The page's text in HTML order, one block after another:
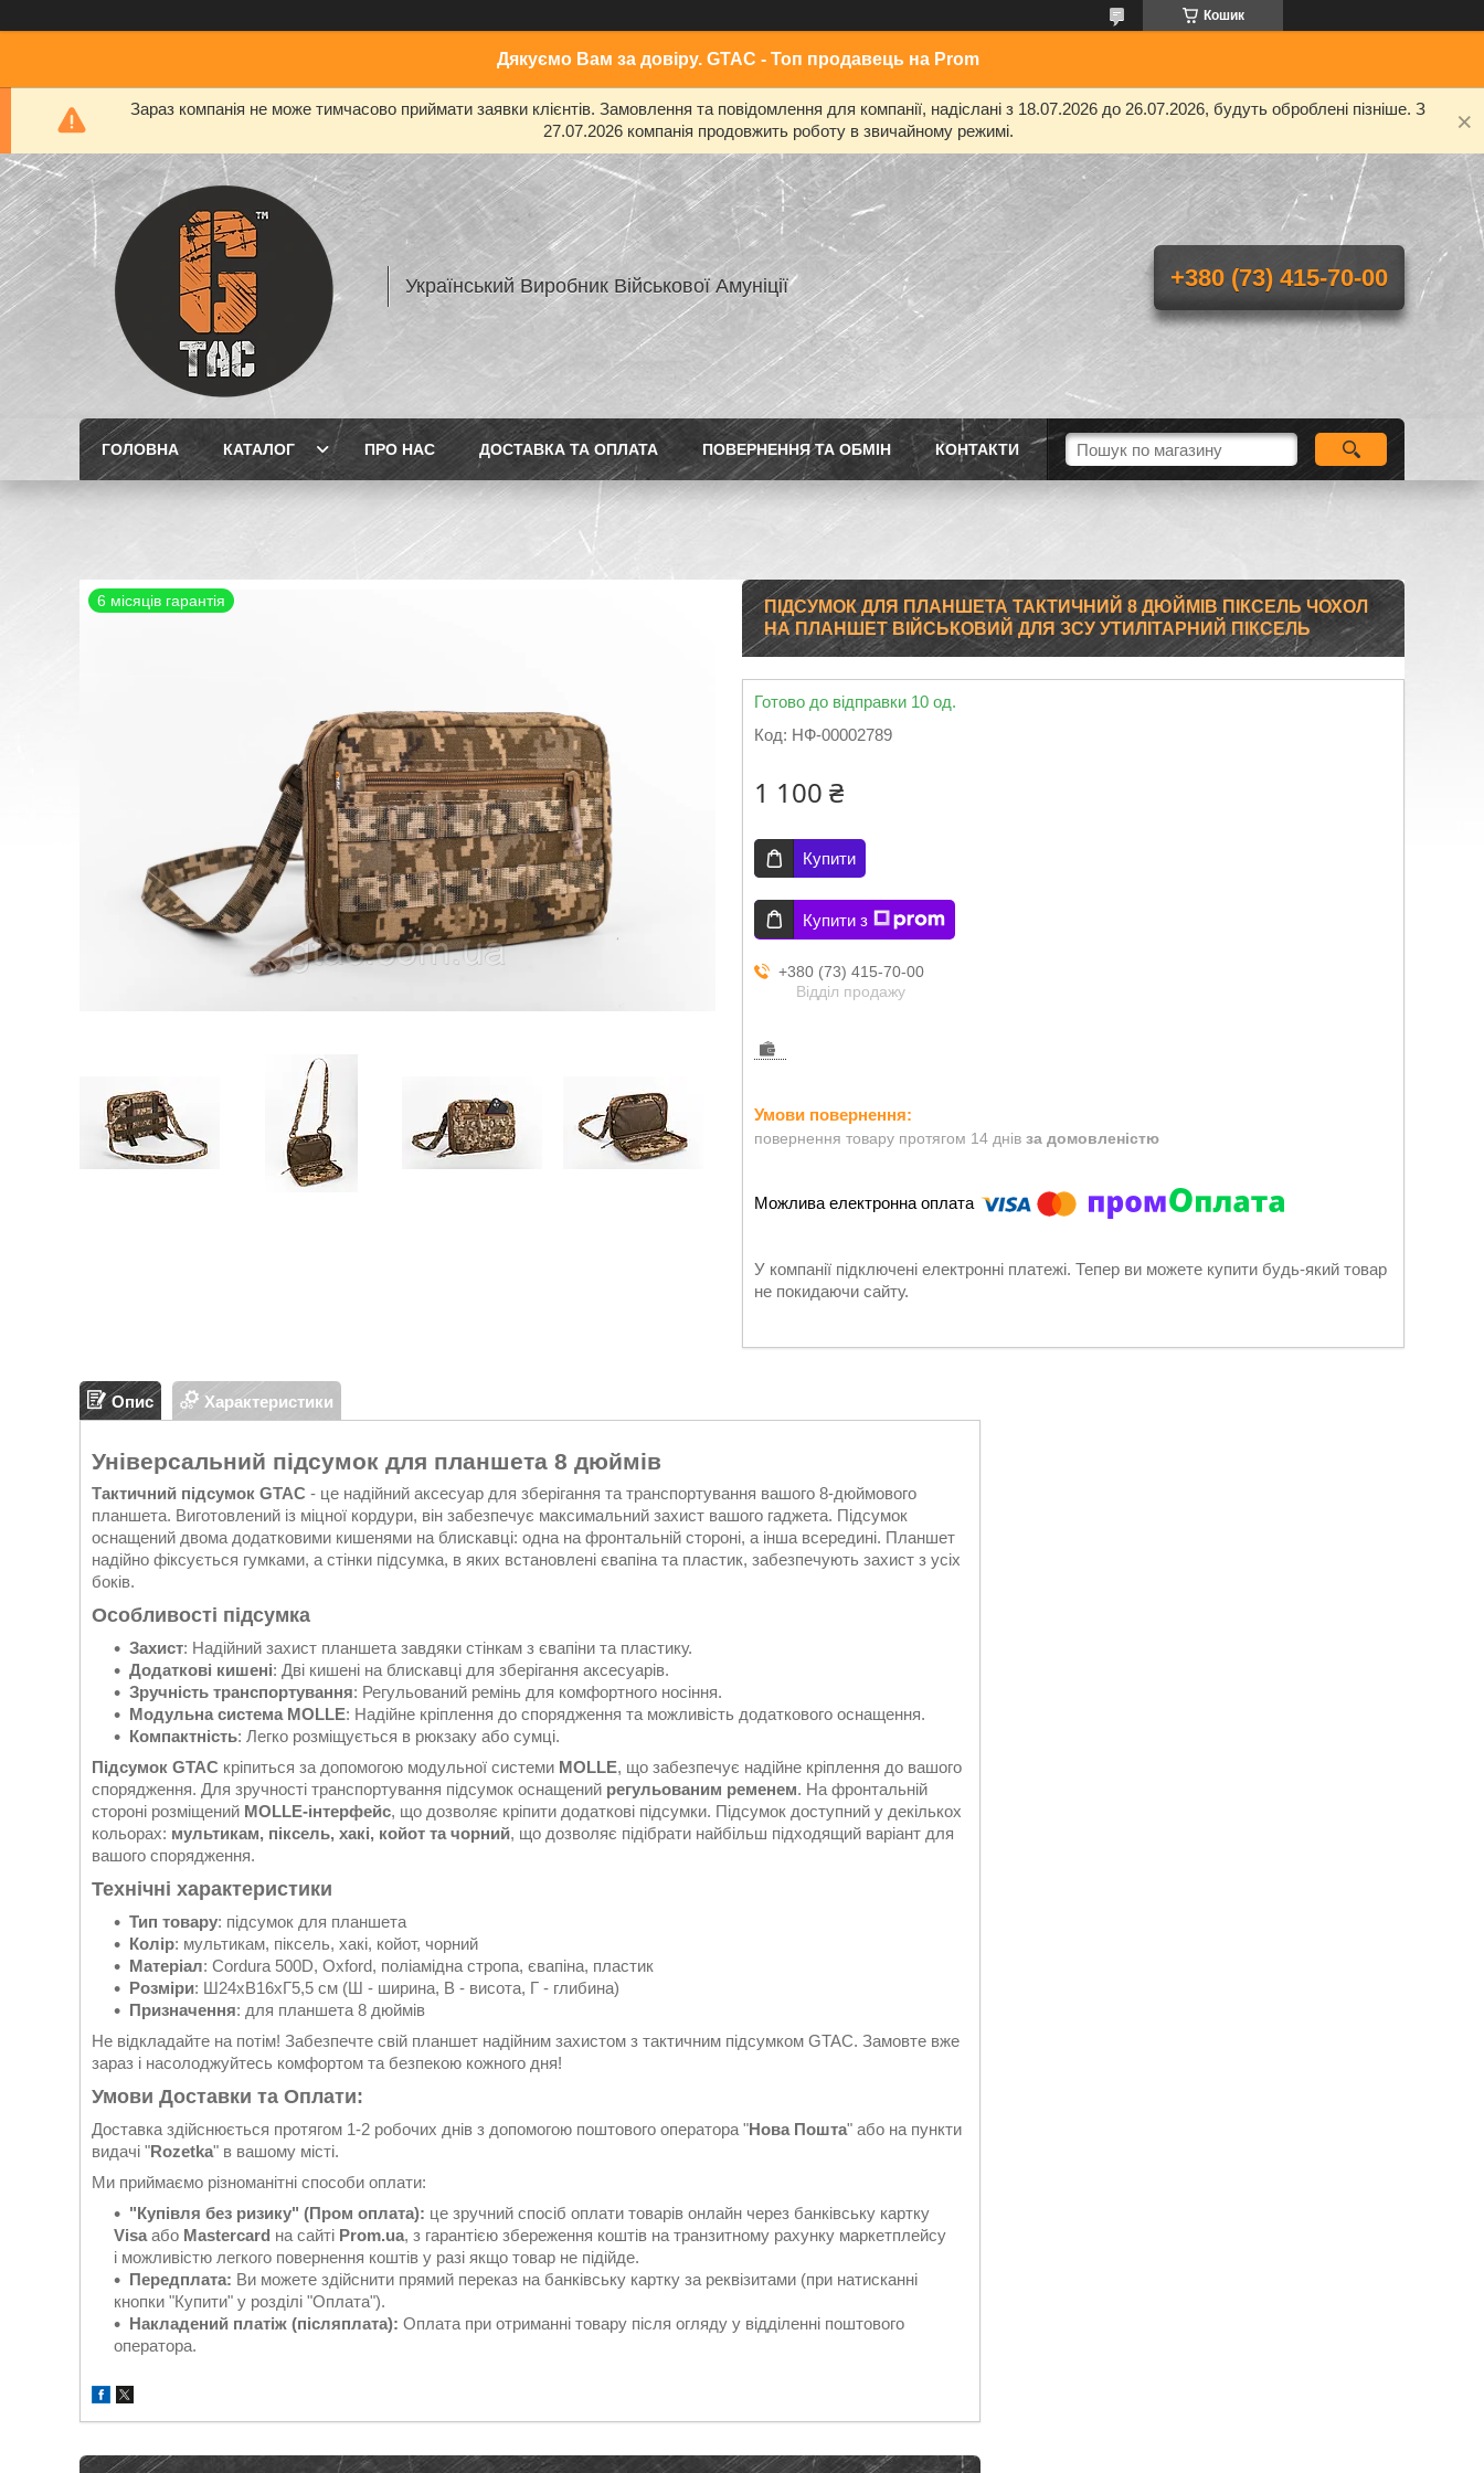
Кошик
Дякуємо Вам за довіру. GTAC - Топ продавець на Prom
Зараз компанія не може тимчасово приймати заявки клієнтів. Замовлення та повідомлення для компанії, надіслані з 18.07.2026 до 26.07.2026, будуть оброблені пізніше. З
27.07.2026 компанія продовжить роботу в звичайному режимі.
Український Виробник Військової Амуніції +380 (73) 415-70-00
ГОЛОВНА КАТАЛОГ ПРО НАС ДОСТАВКА ТА ОПЛАТА ПОВЕРНЕННЯ ТА ОБМІН КОНТАКТИ
6 місяців гарантія
ПІДСУМОК ДЛЯ ПЛАНШЕТА ТАКТИЧНИЙ 8 ДЮЙМІВ ПІКСЕЛЬ ЧОХОЛ
НА ПЛАНШЕТ ВІЙСЬКОВИЙ ДЛЯ ЗСУ УТИЛІТАРНИЙ ПІКСЕЛЬ
Готово до відправки 10 од.
Код: НФ-00002789
1 100 ₴
Купити
Купити з
+380 (73) 415-70-00
Відділ продажу
повернення товару протягом 14 днів за домовленістю
У компанії підключені електронні платежі. Тепер ви можете купити будь-який товар
не покидаючи сайту.
Опис Характеристики
Універсальний підсумок для планшета 8 дюймів
Тактичний підсумок GTAC - це надійний аксесуар для зберігання та транспортування вашого 8-дюймового
планшета. Виготовлений із міцної кордури, він забезпечує максимальний захист вашого гаджета. Підсумок
оснащений двома додатковими кишенями на блискавці: одна на фронтальній стороні, а інша всередині. Планшет
надійно фіксується гумками, а стінки підсумка, в яких встановлені євапіна та пластик, забезпечують захист з усіх
боків.
Особливості підсумка
Захист: Надійний захист планшета завдяки стінкам з євапіни та пластику.
Додаткові кишені: Дві кишені на блискавці для зберігання аксесуарів.
Зручність транспортування: Регульований ремінь для комфортного носіння.
Модульна система MOLLE: Надійне кріплення до спорядження та можливість додаткового оснащення.
Компактність: Легко розміщується в рюкзаку або сумці.
Підсумок GTAC кріпиться за допомогою модульної системи MOLLE, що забезпечує надійне кріплення до вашого
спорядження. Для зручності транспортування підсумок оснащений регульованим ременем. На фронтальній
стороні розміщений MOLLE-інтерфейс, що дозволяє кріпити додаткові підсумки. Підсумок доступний у декількох
кольорах: мультикам, піксель, хакі, койот та чорний, що дозволяє підібрати найбільш підходящий варіант для
вашого спорядження.
Технічні характеристики
Тип товару: підсумок для планшета
Колір: мультикам, піксель, хакі, койот, чорний
Матеріал: Cordura 500D, Oxford, поліамідна стропа, євапіна, пластик
Розміри: Ш24хВ16хГ5,5 см (Ш - ширина, В - висота, Г - глибина)
Призначення: для планшета 8 дюймів
Не відкладайте на потім! Забезпечте свій планшет надійним захистом з тактичним підсумком GTAC. Замовте вже
зараз і насолоджуйтесь комфортом та безпекою кожного дня!
Умови Доставки та Оплати:
Доставка здійснюється протягом 1-2 робочих днів з допомогою поштового оператора "Нова Пошта" або на пункти
видачі "Rozetka" в вашому місті.
Ми приймаємо різноманітні способи оплати:
"Купівля без ризику" (Пром оплата): це зручний спосіб оплати товарів онлайн через банківську картку
Visa або Mastercard на сайті Prom.ua, з гарантією збереження коштів на транзитному рахунку маркетплейсу
і можливістю легкого повернення коштів у разі якщо товар не підійде.
Передплата: Ви можете здійснити прямий переказ на банківську картку за реквізитами (при натисканні
кнопки "Купити" у розділі "Оплата").
Накладений платіж (післяплата): Оплата при отриманні товару після огляду у відділенні поштового
оператора.